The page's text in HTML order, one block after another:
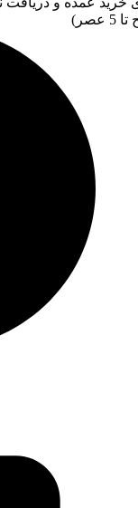
عصر)